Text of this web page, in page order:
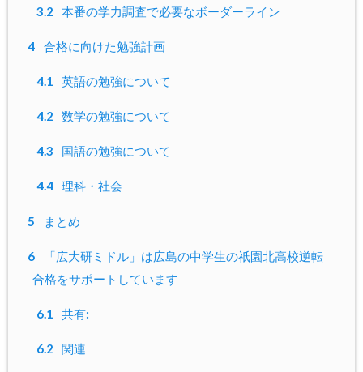
3.2 本番の学力調査で必要なボーダーライン
4 合格に向けた勉強計画
4.1 英語の勉強について
4.2 数学の勉強について
4.3 国語の勉強について
4.4 理科・社会
5 まとめ
6
「広大研ミドル」は広島の中学生の祇園北高校逆転
合格をサポートしています
6.1 共有:
6.2 関連